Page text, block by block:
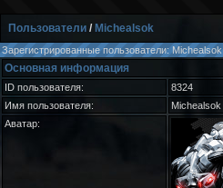
Пользователи / Michealsok
Зарегистрированные пользователи: Michealsok
Основная информация
ID пользователя:
8324
Имя пользователя:
Michealsok
Аватар: